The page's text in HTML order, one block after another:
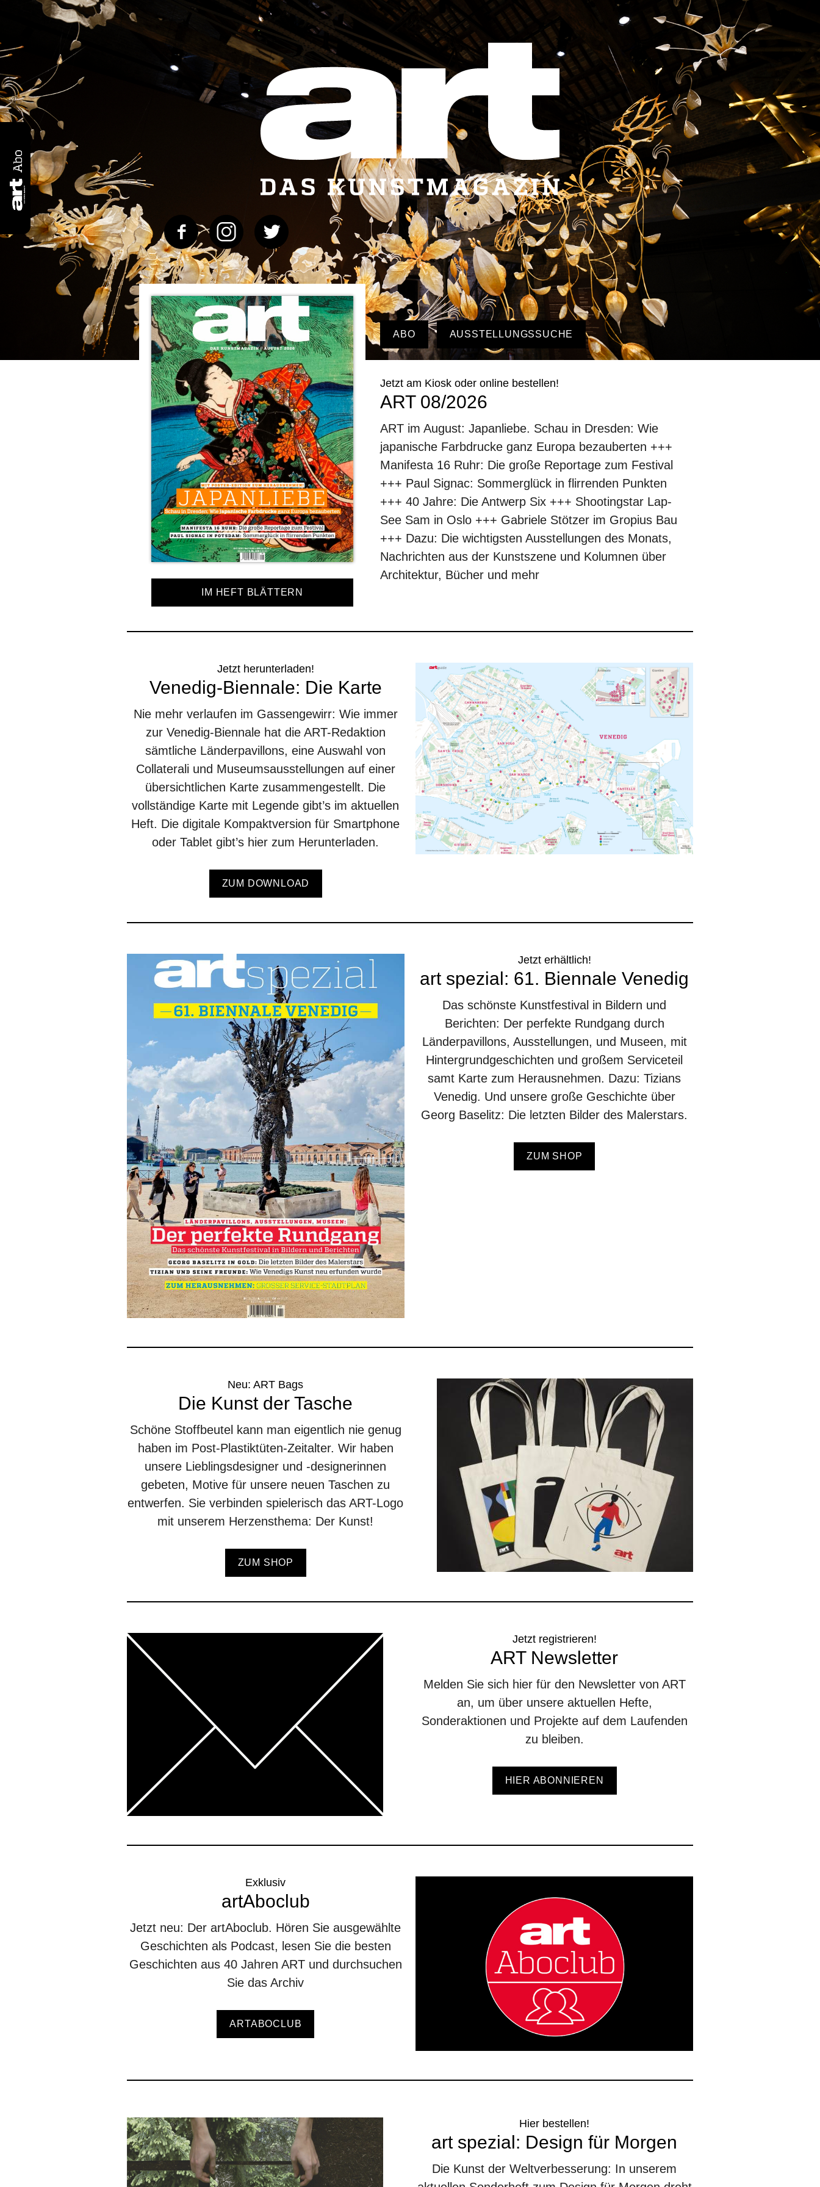
IM HEFT BLÄTTERN
ABO AUSSTELLUNGSSUCHE
Jetzt am Kiosk oder online bestellen!
ART 08/2026
ART im August: Japanliebe. Schau in Dresden: Wie
japanische Farbdrucke ganz Europa bezauberten +++
Manifesta 16 Ruhr: Die große Reportage zum Festival
+++ Paul Signac: Sommerglück in flirrenden Punkten
+++ 40 Jahre: Die Antwerp Six +++ Shootingstar Lap-
See Sam in Oslo +++ Gabriele Stötzer im Gropius Bau
+++ Dazu: Die wichtigsten Ausstellungen des Monats,
Nachrichten aus der Kunstszene und Kolumnen über
Architektur, Bücher und mehr
Jetzt herunterladen!
Venedig-Biennale: Die Karte
Nie mehr verlaufen im Gassengewirr: Wie immer
zur Venedig-Biennale hat die ART-Redaktion
sämtliche Länderpavillons, eine Auswahl von
Collaterali und Museumsausstellungen auf einer
übersichtlichen Karte zusammengestellt. Die
vollständige Karte mit Legende gibt’s im aktuellen
Heft. Die digitale Kompaktversion für Smartphone
oder Tablet gibt’s hier zum Herunterladen.
ZUM DOWNLOAD
Jetzt erhältlich!
art spezial: 61. Biennale Venedig
Das schönste Kunstfestival in Bildern und
Berichten: Der perfekte Rundgang durch
Länderpavillons, Ausstellungen, und Museen, mit
Hintergrundgeschichten und großem Serviceteil
samt Karte zum Herausnehmen. Dazu: Tizians
Venedig. Und unsere große Geschichte über
Georg Baselitz: Die letzten Bilder des Malerstars.
ZUM SHOP
Neu: ART Bags
Die Kunst der Tasche
Schöne Stoffbeutel kann man eigentlich nie genug
haben im Post-Plastiktüten-Zeitalter. Wir haben
unsere Lieblingsdesigner und -designerinnen
gebeten, Motive für unsere neuen Taschen zu
entwerfen. Sie verbinden spielerisch das ART-Logo
mit unserem Herzensthema: Der Kunst!
ZUM SHOP
Jetzt registrieren!
ART Newsletter
Melden Sie sich hier für den Newsletter von ART
an, um über unsere aktuellen Hefte,
Sonderaktionen und Projekte auf dem Laufenden
zu bleiben.
HIER ABONNIEREN
Exklusiv
artAboclub
Jetzt neu: Der artAboclub. Hören Sie ausgewählte
Geschichten als Podcast, lesen Sie die besten
Geschichten aus 40 Jahren ART und durchsuchen
Sie das Archiv
ARTABOCLUB
Hier bestellen!
art spezial: Design für Morgen
Die Kunst der Weltverbesserung: In unserem